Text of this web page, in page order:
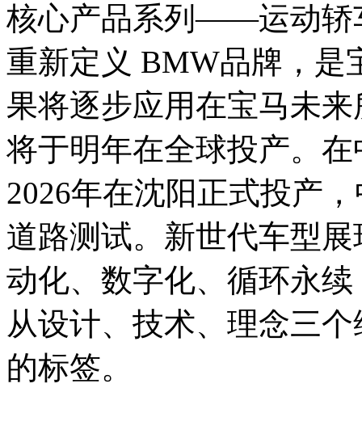
核心产品系列——运动轿
重新定义 BMW品牌，是
果将逐步应用在宝马未
将于明年在全球投产。
2026年在沈阳正式投产
道路测试。新世代车型
动化、数字化、循环永
从设计、技术、理念三
的标签。